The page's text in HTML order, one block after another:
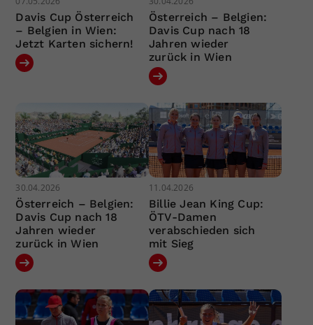
Davis Cup Österreich
– Belgien in Wien:
Jetzt Karten sichern!
Österreich – Belgien:
Davis Cup nach 18
Jahren wieder
zurück in Wien
30.04.2026
Österreich – Belgien:
Davis Cup nach 18
Jahren wieder
zurück in Wien
11.04.2026
Billie Jean King Cup:
ÖTV-Damen
verabschieden sich
mit Sieg